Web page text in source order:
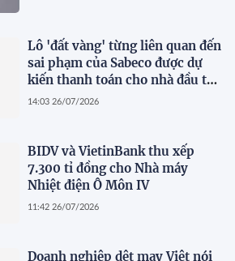
Lô 'đất vàng' từng liên quan đến
sai phạm của Sabeco được dự
kiến thanh toán cho nhà đầu tư
dự án cầu Cần Giờ
14:03 26/07/2026
BIDV và VietinBank thu xếp
7.300 tỉ đồng cho Nhà máy
Nhiệt điện Ô Môn IV
11:42 26/07/2026
Doanh nghiệp dệt may Việt nói